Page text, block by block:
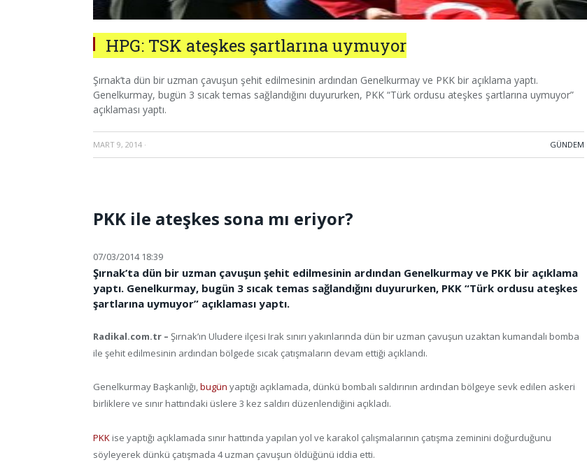
HPG: TSK ateşkes şartlarına uymuyor
Şırnak’ta dün bir uzman çavuşun şehit edilmesinin ardından Genelkurmay ve PKK bir açıklama yaptı.
Genelkurmay, bugün 3 sıcak temas sağlandığını duyururken, PKK “Türk ordusu ateşkes şartlarına uymuyor”
açıklaması yaptı.
MART 9, 2014 · GÜNDEM
PKK ile ateşkes sona mı eriyor?
07/03/2014 18:39
Şırnak’ta dün bir uzman çavuşun şehit edilmesinin ardından Genelkurmay ve PKK bir açıklama
yaptı. Genelkurmay, bugün 3 sıcak temas sağlandığını duyururken, PKK “Türk ordusu ateşkes
şartlarına uymuyor” açıklaması yaptı.
Radikal.com.tr – Şırnak’ın Uludere ilçesi Irak sınırı yakınlarında dün bir uzman çavuşun uzaktan kumandalı bomba
ile şehit edilmesinin ardından bölgede sıcak çatışmaların devam ettiği açıklandı.
Genelkurmay Başkanlığı,bugün yaptığı açıklamada, dünkü bombalı saldırının ardından bölgeye sevk edilen askeri
birliklere ve sınır hattındaki üslere 3 kez saldırı düzenlendiğini açıkladı.
PKK ise yaptığı açıklamada sınır hattında yapılan yol ve karakol çalışmalarının çatışma zeminini doğurduğunu
söyleyerek dünkü çatışmada 4 uzman çavuşun öldüğünü iddia etti.